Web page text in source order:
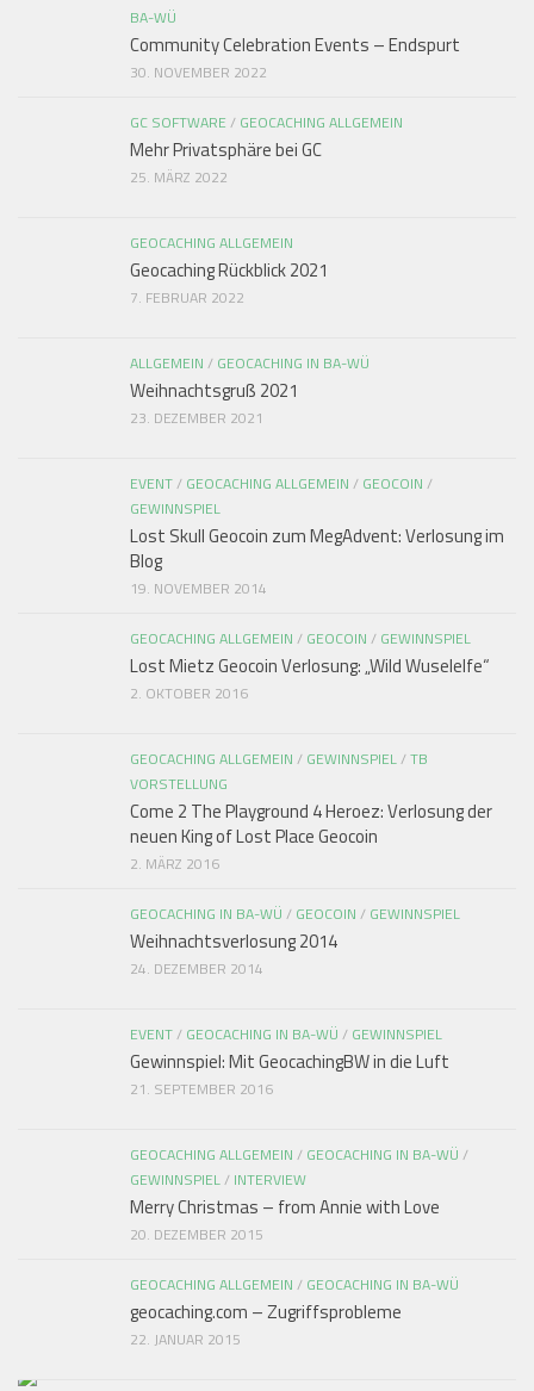
BA-WÜ
Community Celebration Events – Endspurt
30. NOVEMBER 2022
GC SOFTWARE / GEOCACHING ALLGEMEIN
Mehr Privatsphäre bei GC
25. MÄRZ 2022
GEOCACHING ALLGEMEIN
Geocaching Rückblick 2021
7. FEBRUAR 2022
ALLGEMEIN / GEOCACHING IN BA-WÜ
Weihnachtsgruß 2021
23. DEZEMBER 2021
EVENT/ GEOCACHING ALLGEMEIN / GEOCOIN /
GEWINNSPIEL
Lost Skull Geocoin zum MegAdvent: Verlosung im
Blog
19. NOVEMBER 2014
GEOCACHING ALLGEMEIN / GEOCOIN / GEWINNSPIEL
Lost Mietz Geocoin Verlosung: „Wild Wuselelfe“
2. OKTOBER 2016
GEOCACHING ALLGEMEIN / GEWINNSPIEL/TB
VORSTELLUNG
Come 2 The Playground 4 Heroez: Verlosung der
neuen King of Lost Place Geocoin
2. MÄRZ 2016
GEOCACHING IN BA-WÜ / GEOCOIN / GEWINNSPIEL
Weihnachtsverlosung 2014
24. DEZEMBER 2014
EVENT/ GEOCACHING IN BA-WÜ / GEWINNSPIEL
Gewinnspiel: Mit GeocachingBW in die Luft
21. SEPTEMBER 2016
GEOCACHING ALLGEMEIN / GEOCACHING IN BA-WÜ /
GEWINNSPIEL/ INTERVIEW
Merry Christmas – from Annie with Love
20. DEZEMBER 2015
GEOCACHING ALLGEMEIN / GEOCACHING IN BA-WÜ
geocaching.com – Zugriffsprobleme
22. JANUAR 2015